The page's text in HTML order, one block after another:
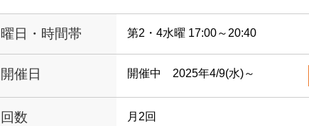
曜日・時間帯 第2・4水曜 17:00～20:40
開催日 開催中 2025年4/9(水)～
回数 月2回